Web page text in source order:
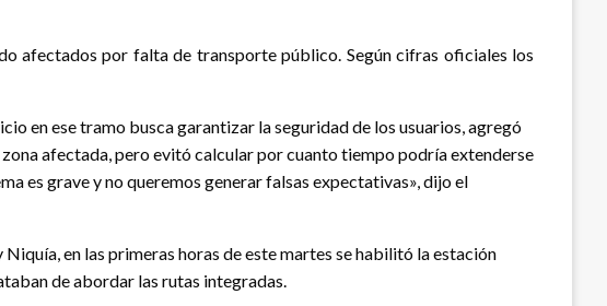
afectados por falta de transporte público. Según cifras oficiales los
en ese tramo busca garantizar la seguridad de los usuarios, agregó
afectada, pero evitó calcular por cuanto tiempo podría extenderse
es grave y no queremos generar falsas expectativas», dijo el
en las primeras horas de este martes se habilitó la estación
de abordar las rutas integradas.